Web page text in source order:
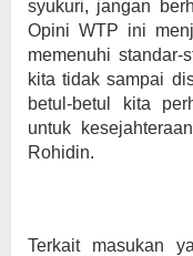
syukuri, jangan
Opini WTP ini
memenuhi standar-
kita tidak sampai
betul-betul kita
untuk
Rohidin.
Terkait masukan